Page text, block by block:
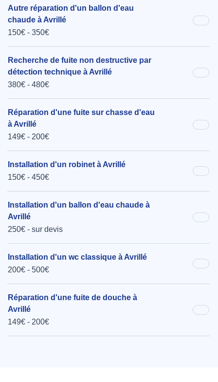
Autre réparation d'un ballon d'eau
chaude à Avrillé
150€ - 350€
Recherche de fuite non destructive par
détection technique à Avrillé
380€ - 480€
Réparation d'une fuite sur chasse d'eau
à Avrillé
149€ - 200€
Installation d'un robinet à Avrillé
150€ - 450€
Installation d'un ballon d'eau chaude à
Avrillé
250€ - sur devis
Installation d'un wc classique à Avrillé
200€ - 500€
Réparation d'une fuite de douche à
Avrillé
149€ - 200€